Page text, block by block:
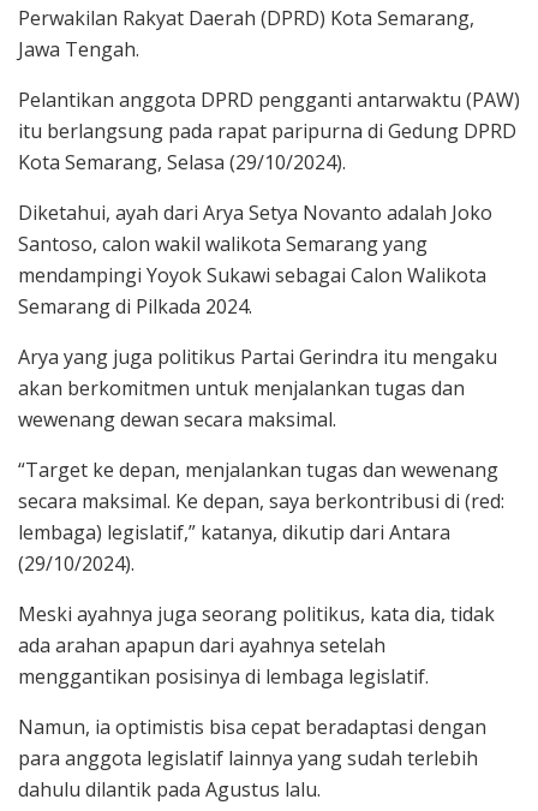
Perwakilan Rakyat Daerah (DPRD) Kota Semarang,
Jawa Tengah.
Pelantikan anggota DPRD pengganti antarwaktu (PAW)
itu berlangsung pada rapat paripurna di Gedung DPRD
Kota Semarang, Selasa (29/10/2024).
Diketahui, ayah dari Arya Setya Novanto adalah Joko
Santoso, calon wakil walikota Semarang yang
mendampingi Yoyok Sukawi sebagai Calon Walikota
Semarang di Pilkada 2024.
Arya yang juga politikus Partai Gerindra itu mengaku
akan berkomitmen untuk menjalankan tugas dan
wewenang dewan secara maksimal.
“Target ke depan, menjalankan tugas dan wewenang
secara maksimal. Ke depan, saya berkontribusi di (red:
lembaga) legislatif,” katanya, dikutip dari Antara
(29/10/2024).
Meski ayahnya juga seorang politikus, kata dia, tidak
ada arahan apapun dari ayahnya setelah
menggantikan posisinya di lembaga legislatif.
Namun, ia optimistis bisa cepat beradaptasi dengan
para anggota legislatif lainnya yang sudah terlebih
dahulu dilantik pada Agustus lalu.